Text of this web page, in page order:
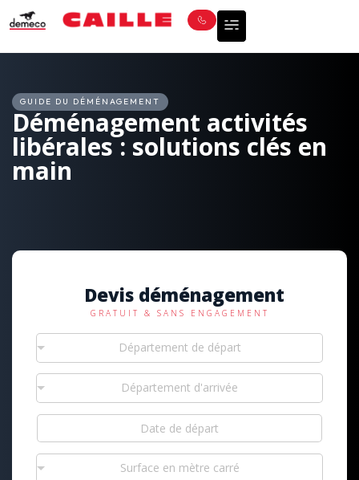
GUIDE DU DÉMÉNAGEMENT
Déménagement activités
libérales : solutions clés en
main
Devis déménagement
GRATUIT & SANS ENGAGEMENT
Département de départ
Département d'arrivée
Surface en mètre carré